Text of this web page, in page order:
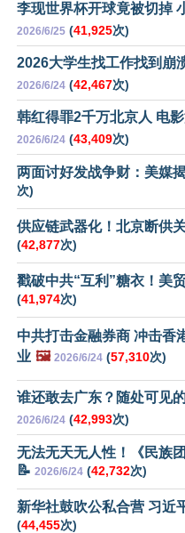
李现世界杯开球竟被切掉
2026/6/25 (41,925次)
2026大学生找工作找到崩
2026/6/24 (42,467次)
韩红得罪2千万北京人 电
2026/6/24 (43,409次)
两面讨好发战争财：美媒
次)
供应链武器化！北京断供
(42,877次)
戳破中共“互利”糖衣！美
(41,974次)
中共打击金融券商 冲击香
业 🖼️ 2026/6/24 (57,310次)
谁还敢去广东？随处可见
2026/6/24 (42,993次)
无法无天无人性！《民族
📝 2026/6/24 (42,732次)
新华社鼓吹公私合营 习近
(44,455次)